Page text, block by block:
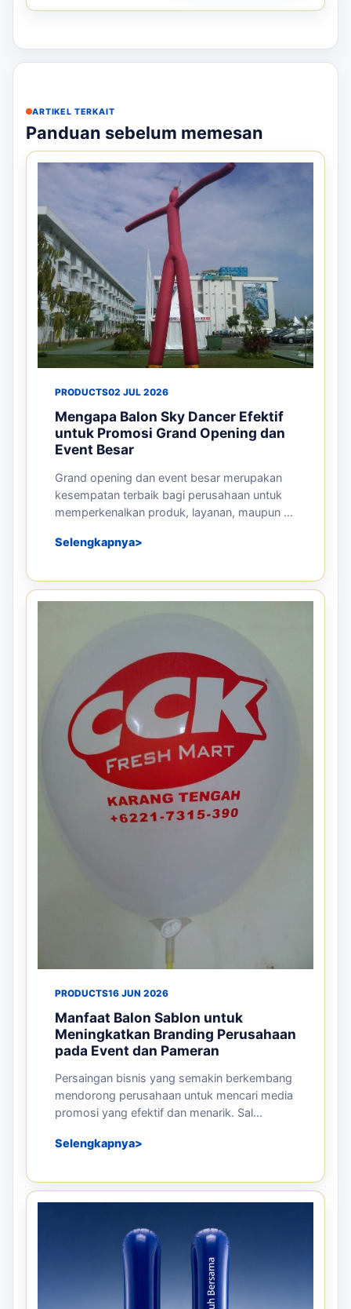
ARTIKEL TERKAIT
Panduan sebelum memesan
PRODUCTS02 JUL 2026
Mengapa Balon Sky Dancer Efektif
untuk Promosi Grand Opening dan
Event Besar
Grand opening dan event besar merupakan
kesempatan terbaik bagi perusahaan untuk
memperkenalkan produk, layanan, maupun ...
Selengkapnya
PRODUCTS16 JUN 2026
Manfaat Balon Sablon untuk
Meningkatkan Branding Perusahaan
pada Event dan Pameran
Persaingan bisnis yang semakin berkembang
mendorong perusahaan untuk mencari media
promosi yang efektif dan menarik. Sal...
Selengkapnya